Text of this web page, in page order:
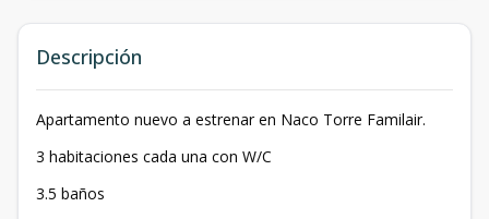
Descripción
Apartamento nuevo a estrenar en Naco Torre Familair.
3 habitaciones cada una con W/C
3.5 baños